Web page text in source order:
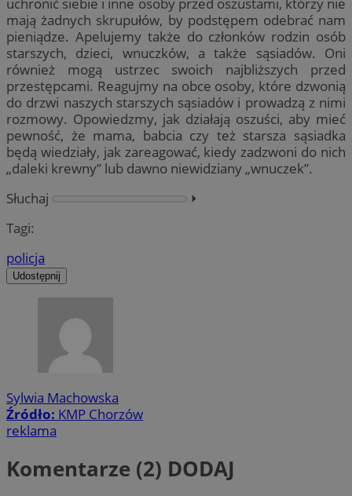
mają żadnych skrupułów, by podstępem odebrać nam
pieniądze. Apelujemy także do członków rodzin osób
starszych, dzieci, wnuczków, a także sąsiadów. Oni
również mogą ustrzec swoich najbliższych przed
przestępcami. Reagujmy na obce osoby, które dzwonią
do drzwi naszych starszych sąsiadów i prowadzą z nimi
rozmowy. Opowiedzmy, jak działają oszuści, aby mieć
pewność, że mama, babcia czy też starsza sąsiadka
będą wiedziały, jak zareagować, kiedy zadzwoni do nich
„daleki krewny” lub dawno niewidziany „wnuczek”.
Słuchaj
⏵︎
Tagi:
policja
Udostępnij
Sylwia Machowska
Źródło: KMP Chorzów
reklama
Komentarze (2) DODAJ